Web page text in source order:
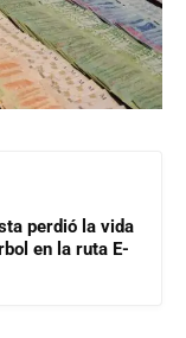
perdió la vida
en la ruta E-